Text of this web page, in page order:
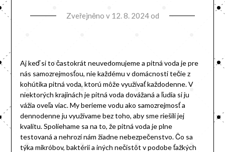
Zveřejněno v 12. 8. 2024od
Aj keď si to častokrát neuvedomujeme a pitná voda je pre
nás samozrejmosťou, nie každému v domácnosti tečie z
kohútika pitná voda, ktorú môže využívať každodenne. V
niektorých krajinách je pitná voda dovážaná a ľudia si ju
vážia oveľa viac. My berieme vodu ako samozrejmosť a
dennodenne ju využívame bez toho, aby sme riešili jej
kvalitu. Spoliehame sa na to, že pitná voda je plne
testovaná a nehrozí nám žiadne nebezpečenstvo. Čo sa
týka mikróbov, baktérií a iných nečistôt v podobe ťažkých